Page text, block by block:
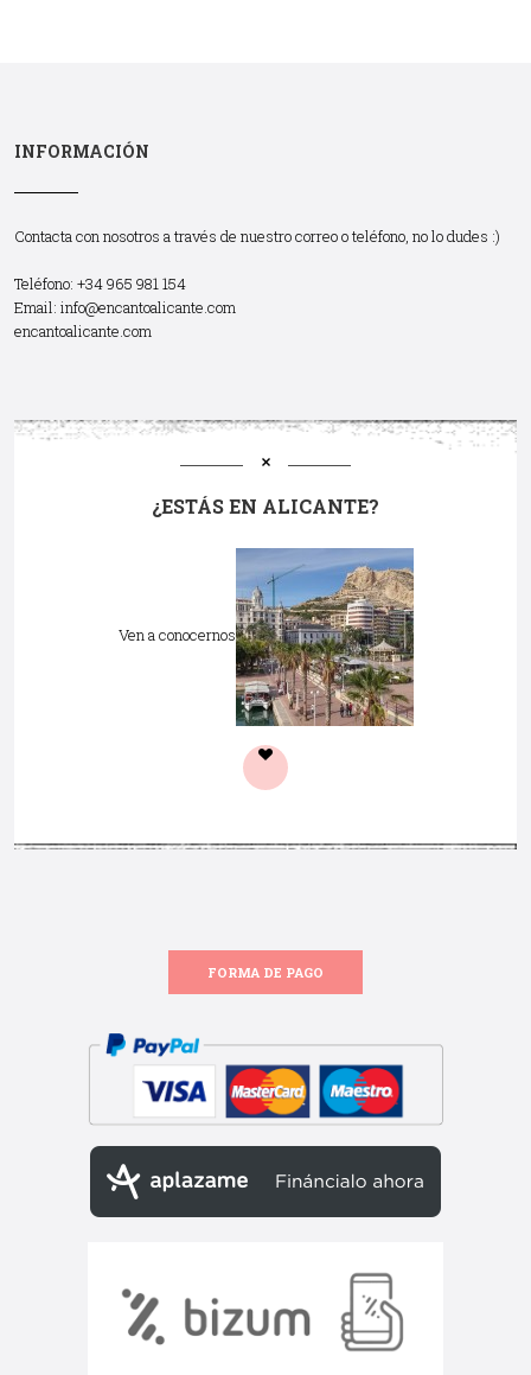
INFORMACIÓN
Contacta con nosotros a través de nuestro correo o teléfono, no lo dudes :)
Teléfono: +34 965 981 154
Email: info@encantoalicante.com
encantoalicante.com
¿ESTÁS EN ALICANTE?
Ven a conocernos
FORMA DE PAGO